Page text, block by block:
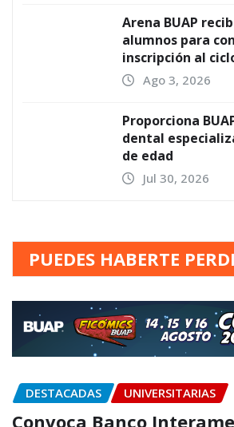
Arena BUAP
alumnos para
inscripción al
Ago 3, 2026
Proporciona
dental
de edad
Jul 30, 2026
PUEDES HABERTE
DESTACADAS UNIVERSITARIAS
Convoca Banco